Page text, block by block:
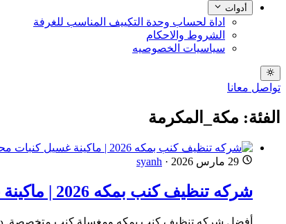
أدوات
اداة لحساب وحدة التكييف المناسب للغرفة
الشروط والاحكام
سياسيات الخصوصيه
تواصل معانا
الفئة: مكة_المكرمة
29 مارس 2026 ·
syanh
شركه تنظيف كنب بمكه 2026 | ماكينة غسيل كنبات محترفة للإيجار
أفضل شركه تنظيف كنب بمكه ومغسلة كنب متخصصة.